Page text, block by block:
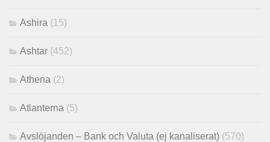
Ashira (15)
Ashtar (452)
Athena (2)
Atlanterna (5)
Avslöjanden – Bank och Valuta (ej kanaliserat) (570)